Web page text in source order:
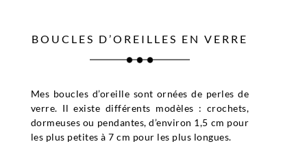
BOUCLES D’OREILLES EN VERRE
Mes boucles d’oreille sont ornées de perles de
verre. Il existe différents modèles : crochets,
dormeuses ou pendantes, d’environ 1,5 cm pour
les plus petites à 7 cm pour les plus longues.